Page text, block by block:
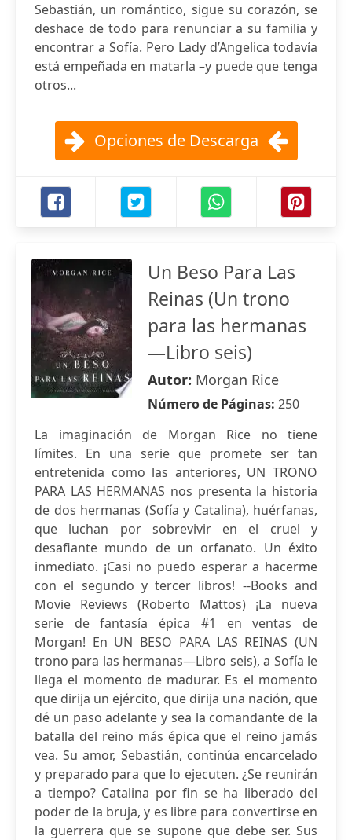
Sebastián, un romántico, sigue su corazón, se
deshace de todo para renunciar a su familia y
encontrar a Sofía. Pero Lady d’Angelica todavía
está empeñada en matarla –y puede que tenga
otros...
Opciones de Descarga
Un Beso Para Las
Reinas (Un trono
para las hermanas
—Libro seis)
Autor: Morgan Rice
Número de Páginas: 250
La imaginación de Morgan Rice no tiene
límites. En una serie que promete ser tan
entretenida como las anteriores, UN TRONO
PARA LAS HERMANAS nos presenta la historia
de dos hermanas (Sofía y Catalina), huérfanas,
que luchan por sobrevivir en el cruel y
desafiante mundo de un orfanato. Un éxito
inmediato. ¡Casi no puedo esperar a hacerme
con el segundo y tercer libros! --Books and
Movie Reviews (Roberto Mattos) ¡La nueva
serie de fantasía épica #1 en ventas de
Morgan! En UN BESO PARA LAS REINAS (UN
trono para las hermanas—Libro seis), a Sofía le
llega el momento de madurar. Es el momento
que dirija un ejército, que dirija una nación, que
dé un paso adelante y sea la comandante de la
batalla del reino más épica que el reino jamás
vea. Su amor, Sebastián, continúa encarcelado
y preparado para que lo ejecuten. ¿Se reunirán
a tiempo? Catalina por fin se ha liberado del
poder de la bruja, y es libre para convertirse en
la guerrera que se supone que debe ser. Sus